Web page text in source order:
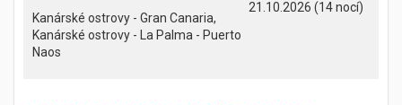
Kanárské ostrovy - Gran Canaria,
Kanárské ostrovy - La Palma - Puerto
Naos
21.10.2026 (14 nocí)